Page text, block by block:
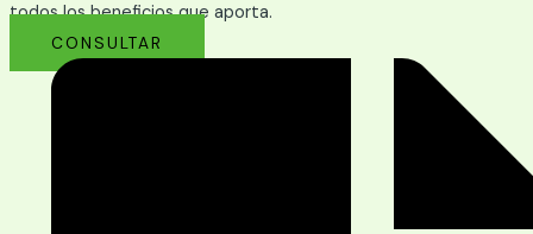
todos los beneficios que aporta.
CONSULTAR